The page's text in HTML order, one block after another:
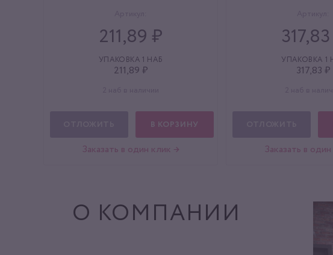
211,89 ₽
УПАКОВКА 1 НАБ
211,89 ₽
В КОРЗИНУ
Заказать в один клик →
УПАКОВКА 1
317,83 ₽
Заказать в
О КОМПАНИИ